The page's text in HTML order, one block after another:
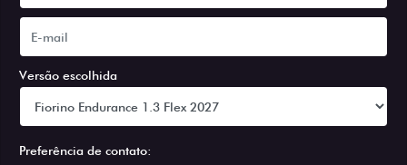
Versão escolhida
Preferência de contato: